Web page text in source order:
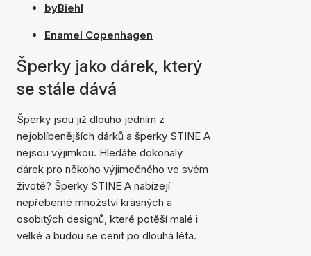
byBiehl
Enamel Copenhagen
Šperky jako dárek, který
se stále dává
Šperky jsou již dlouho jedním z
nejoblíbenějších dárků a šperky STINE A
nejsou výjimkou. Hledáte dokonalý
dárek pro někoho výjimečného ve svém
životě? Šperky STINE A nabízejí
nepřeberné množství krásných a
osobitých designů, které potěší malé i
velké a budou se cenit po dlouhá léta.